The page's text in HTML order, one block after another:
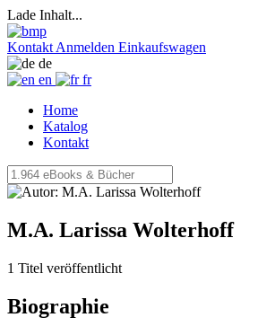
Lade Inhalt...
Kontakt Anmelden Einkaufswagen
de
en
fr
Home
Katalog
Kontakt
M.A. Larissa Wolterhoff
1 Titel veröffentlicht
Biographie